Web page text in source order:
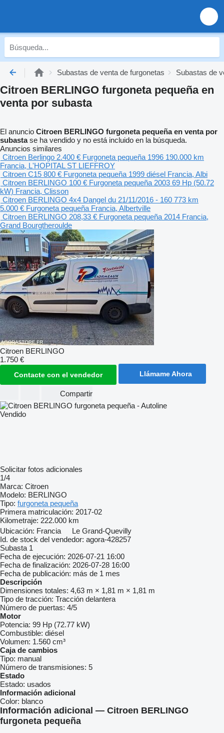
Subastas de venta de furgonetas Subastas de
Citroen BERLINGO furgoneta pequeña en
venta por subasta
El anuncio Citroen BERLINGO furgoneta pequeña en venta por
subastase ha vendido y no está incluido en la búsqueda.
Anuncios similares
Citroen Berlingo 2.400 € Furgoneta pequeña 1996 190.000 km
Francia, L'HOPITAL ST LIEFFROY
Citroen C15 800 € Furgoneta pequeña 1999 diésel Francia, Albi
Citroen BERLINGO 100 € Furgoneta pequeña 2003 69 Hp (50.72
kW) Francia, Clisson
Citroen BERLINGO 4x4 Dangel du 21/11/2016 - 160 773 km
5.000 € Furgoneta pequeña Francia, Albertville
Citroen BERLINGO 208,33 € Furgoneta pequeña 2014 Francia,
Grand Bourgtheroulde
Citroen BERLINGO
1.750 €
Contacte con el vendedor Llámame Ahora
Compartir
Vendido
Solicitar fotos adicionales
1/4
Marca: Citroen
Modelo: BERLINGO
Tipo: furgoneta pequeña
Primera matriculación: 2017-02
Kilometraje: 222.000 km
Ubicación: Francia
Le Grand-Quevilly
Id. de stock del vendedor: agora-428257
Subasta 1
Fecha de ejecución: 2026-07-21 16:00
Fecha de finalización: 2026-07-28 16:00
Fecha de publicación: más de 1 mes
Descripción
Dimensiones totales: 4,63 m × 1,81 m × 1,81 m
Tipo de tracción: Tracción delantera
Número de puertas: 4/5
Motor
Potencia: 99 Hp (72.77 kW)
Combustible: diésel
Volumen: 1.560 cm³
Caja de cambios
Tipo: manual
Número de transmisiones: 5
Estado
Estado: usados
Información adicional
Color: blanco
Información adicional — Citroen BERLINGO
furgoneta pequeña